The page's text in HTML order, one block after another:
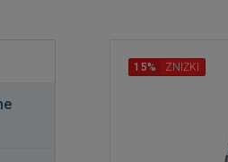
15% ZNIŻKI